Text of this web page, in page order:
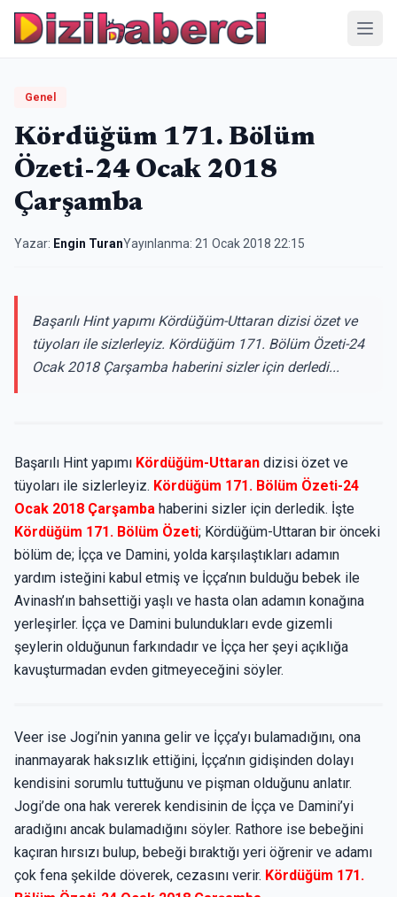
Genel
Kördüğüm 171. Bölüm
Özeti-24 Ocak 2018
Çarşamba
Yazar: Engin TuranYayınlanma: 21 Ocak 2018 22:15
Başarılı Hint yapımı Kördüğüm-Uttaran dizisi özet ve
tüyoları ile sizlerleyiz. Kördüğüm 171. Bölüm Özeti-24
Ocak 2018 Çarşamba haberini sizler için derledi...
Başarılı Hint yapımı Kördüğüm-Uttaran dizisi özet ve
tüyoları ile sizlerleyiz. Kördüğüm 171. Bölüm Özeti-24
Ocak 2018 Çarşamba haberini sizler için derledik. İşte
Kördüğüm 171. Bölüm Özeti; Kördüğüm-Uttaran bir önceki
bölüm de; İçça ve Damini, yolda karşılaştıkları adamın
yardım isteğini kabul etmiş ve İçça’nın bulduğu bebek ile
Avinash’ın bahsettiği yaşlı ve hasta olan adamın konağına
yerleşirler. İçça ve Damini bulundukları evde gizemli
şeylerin olduğunun farkındadır ve İçça her şeyi açıklığa
kavuşturmadan evden gitmeyeceğini söyler.
Veer ise Jogi’nin yanına gelir ve İçça’yı bulamadığını, ona
inanmayarak haksızlık ettiğini, İçça’nın gidişinden dolayı
kendisini sorumlu tuttuğunu ve pişman olduğunu anlatır.
Jogi’de ona hak vererek kendisinin de İçça ve Damini’yi
aradığını ancak bulamadığını söyler. Rathore ise bebeğini
kaçıran hırsızı bulup, bebeği bıraktığı yeri öğrenir ve adamı
çok fena şekilde döverek, cezasını verir. Kördüğüm 171.